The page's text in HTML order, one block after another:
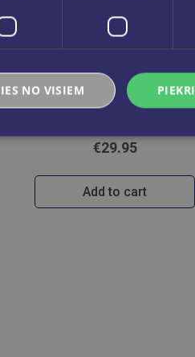
LĪVA ZOLNEROVIČA
€29.95
Add to cart
NO VISIEM